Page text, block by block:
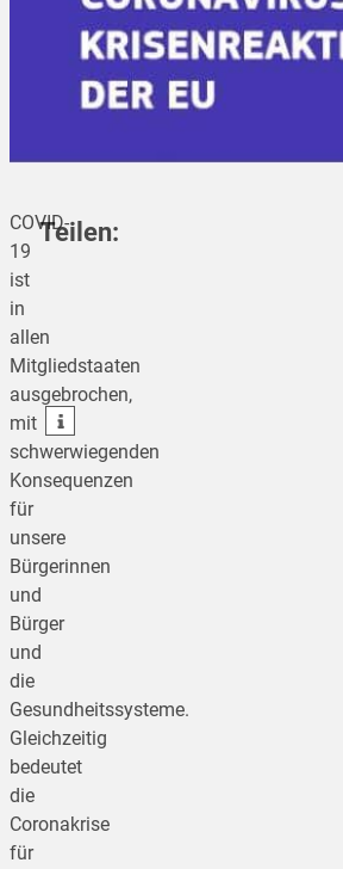
COVID-
19
ist
in
allen
Mitgliedstaaten
ausgebrochen,
mit
schwerwiegenden
Konsequenzen
für
unsere
Bürgerinnen
und
Bürger
und
die
Gesundheitssysteme.
Gleichzeitig
bedeutet
die
Coronakrise
für
Teilen:
teilen
teilen
teilen